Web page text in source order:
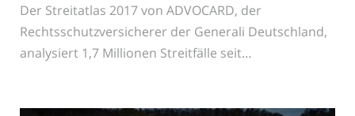
Der Streitatlas 2017 von ADVOCARD, der
Rechtsschutzversicherer der Generali Deutschland,
analysiert 1,7 Millionen Streitfälle seit…